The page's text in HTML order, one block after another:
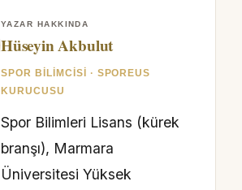
YAZAR HAKKINDA
Hüseyin Akbulut
SPOR BILIMCISI · SPOREUS
KURUCUSU
Spor Bilimleri Lisans (kürek
branşı), Marmara
Üniversitesi Yüksek